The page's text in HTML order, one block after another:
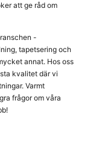
att ge råd om
-
tapetsering och
annat. Hos oss
kvalitet där vi
Varmt
frågor om våra